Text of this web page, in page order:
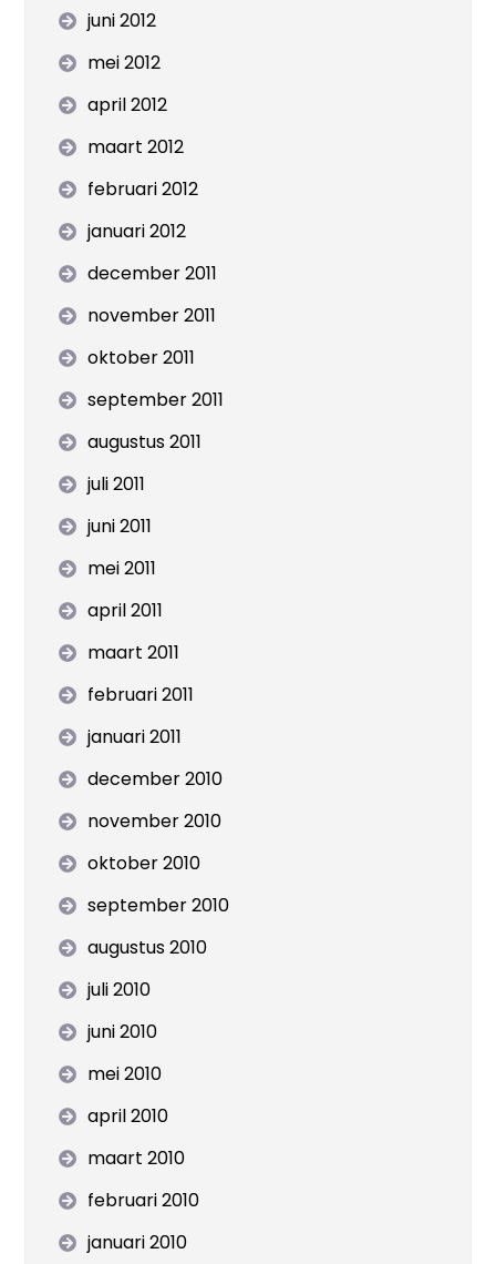
juni 2012
mei 2012
april 2012
maart 2012
februari 2012
januari 2012
december 2011
november 2011
oktober 2011
september 2011
augustus 2011
juli 2011
juni 2011
mei 2011
april 2011
maart 2011
februari 2011
januari 2011
december 2010
november 2010
oktober 2010
september 2010
augustus 2010
juli 2010
juni 2010
mei 2010
april 2010
maart 2010
februari 2010
januari 2010